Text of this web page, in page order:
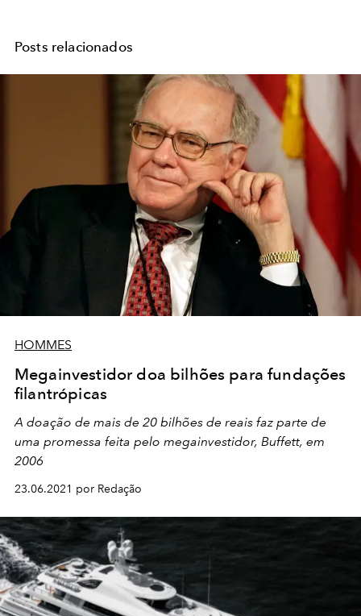
Posts relacionados
HOMMES
Megainvestidor doa bilhões para fundações
filantrópicas
A doação de mais de 20 bilhões de reais faz parte de
uma promessa feita pelo megainvestidor, Buffett, em
2006
23.06.2021 por Redação